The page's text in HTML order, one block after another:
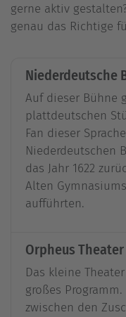
gerne aktiv
genau das Richtige
Niederdeutsche
Auf dieser Bühne
plattdeutschen
Fan dieser
Niederdeutschen
das Jahr 1622
Alten
aufführten.
Orpheus Theater
Das kleine
großes
zwischen den